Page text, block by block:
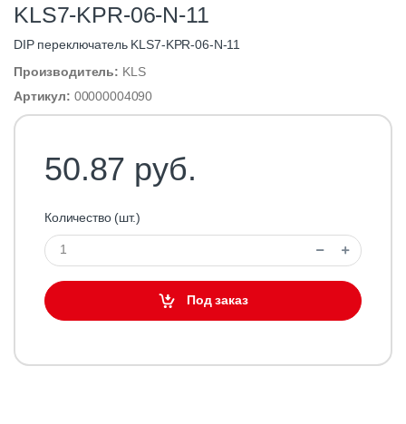
KLS7-KPR-06-N-11
DIP переключатель KLS7-KPR-06-N-11
Производитель: KLS
Артикул: 00000004090
50.87 руб.
Количество (шт.)
Под заказ